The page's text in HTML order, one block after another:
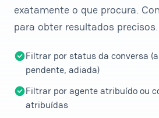
exatamente o que procura.
para obter resultados precisos.
Filtrar por status da conversa
pendente, adiada)
Filtrar por agente atribuído ou
atribuídas